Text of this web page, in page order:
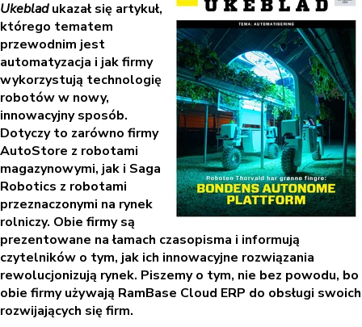
Ukebladukazał się artykuł,
którego tematem
przewodnim jest
automatyzacja i jak firmy
wykorzystują technologię
robotów w nowy,
innowacyjny sposób.
Dotyczy to zarówno firmy
AutoStore z robotami
magazynowymi, jak i Saga
Robotics z robotami
przeznaczonymi na rynek
rolniczy. Obie firmy są
prezentowane na łamach czasopisma i informują
czytelników o tym, jak ich innowacyjne rozwiązania
rewolucjonizują rynek. Piszemy o tym, nie bez powodu, bo
obie firmy używają RamBase Cloud ERP do obsługi swoich
rozwijających się firm.